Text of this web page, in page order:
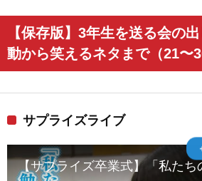
【保存版】3年生を送る会の
動から笑えるネタまで（21〜
サプライズライブ
【サプライズ卒業式】「私た